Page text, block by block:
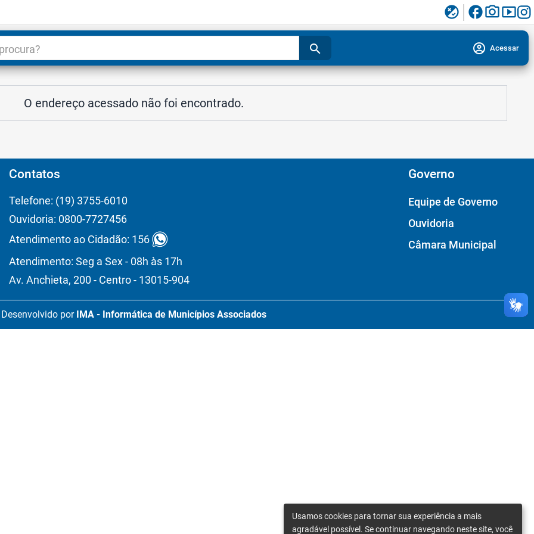
flaky facebookphoto_camerasmart_display
search account_circle Acessar
O endereço acessado não foi encontrado.
Contatos
Telefone: (19) 3755-6010
Ouvidoria: 0800-7727456
Atendimento ao Cidadão: 156
Atendimento: Seg a Sex - 08h às 17h
Av. Anchieta, 200 - Centro - 13015-904
Governo
Equipe de Governo
Ouvidoria
Câmara Municipal
Desenvolvido por IMA - Informática de Municípios Associados
Usamos cookies para tornar sua experiência a mais
agradável possível. Se continuar navegando neste site, você